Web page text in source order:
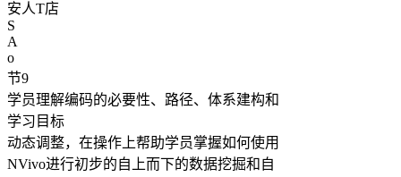
安人T店
S
A
o
节9
学员理解编码的必要性、路径、体系建构和
学习目标
动态调整，在操作上帮助学员掌握如何使用
NVivo进行初步的自上而下的数据挖掘和自